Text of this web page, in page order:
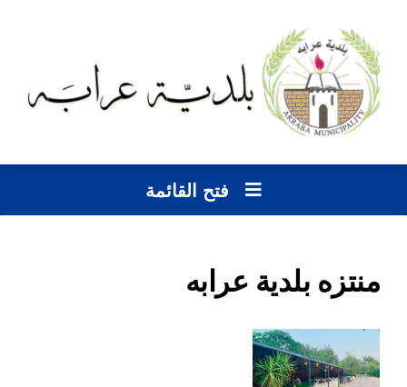
فتح القائمة
منتزه بلدية عرابه